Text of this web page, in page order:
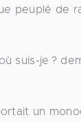
peuplé de
suis-je ?
un